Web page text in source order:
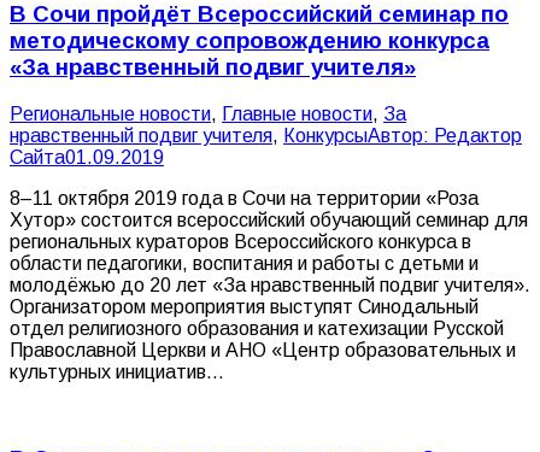
В Сочи пройдёт Всероссийский семинар по
методическому сопровождению конкурса
«За нравственный подвиг учителя»
Pегиональные новости, Главные новости, За
нравственный подвиг учителя, КонкурсыАвтор: Редактор
Сайта01.09.2019
8–11 октября 2019 года в Сочи на территории «Роза
Хутор» состоится всероссийский обучающий семинар для
региональных кураторов Всероссийского конкурса в
области педагогики, воспитания и работы с детьми и
молодёжью до 20 лет «За нравственный подвиг учителя».
Организатором мероприятия выступят Синодальный
отдел религиозного образования и катехизации Русской
Православной Церкви и АНО «Центр образовательных и
культурных инициатив…